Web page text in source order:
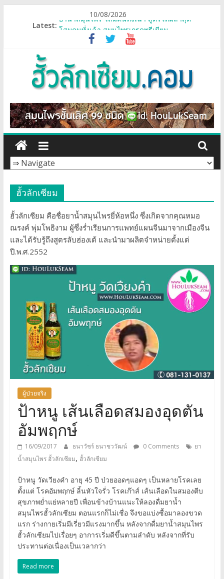
10/08/2026
Latest: ยาน้ำสมุนไพร โสมคนทั่งเฉ้า สูตรใหม่ล่าสุด
โสมคนทั่งเฉ้า สมุนไพรเกรดพรีเมียม
เกี่ยวกับเรา
ยาน้ำสมุนไพรผสม โสมคนทั่งเฉ้า
ฮั้ว
ลัก
เซี
ยม
โปร
ถูก
สุด
โทร.081-
131-
0137
Line
ID:
HouLukSeam
ฮั้ว
ยม
น้ำ
สมุนไพร
99
ชนิด
โดย
ฮั้วลักเซียม
ฮั้วลักเซียม คือชื่อยาน้ำสมุนไพรยี่ห้อหนึ่ง ซึ่งเกิดจากคุณหมอ
ณรงค์ พุ่มโพธิงาม ผู้ซึ่งร่ำเรียนการแพทย์แผนจีนมาจากเมืองจีน
และได้รับรู้ถึงสูตรลับฮ่องเต้ และนำมาผลิตจำหน่ายตั้งแต่
ปี.พ.ศ.2552
ผู้ป่วยจริง
ป้าหนู เส้นเลือดสมองอุดตัน
อัมพฤกษ์
16/09/2017 ธนาวัชร์ ธนาชววัฒน์ 0 Comments
ยา
น้ำสมุนไพร ฮั้วลักเซียม, ฮั้วลักเซียม
ป้าหนู วัดเวียงคำ อายุ 45 ปี ป่วยออดๆแอดๆ เป็นหลายโรคเลย
ตั้งแต่ โรคอัมพฤกษ์ ลิ้นหัวใจรั่ว โรคเก๊าส์ เส้นเลือดในสมองตีบ
สุขภาพย่ำแย่หลายปี เพื่อนข้างบ้านแนะให้ลองดื่มยาน้ำ
สมุนไพรฮั้วลักเซียม ตอนแรกก็ไม่เชื่อ จึงขอแบ่งซื้อมาลองขวด
แรก ร่างกายเริ่มมีเรี่ยวมีแรงมากขึ้น หลังจากดื่มยาน้ำสมุนไพร
ฮั้วลักเซียมไปเรื่อยๆ อาการเริ่มดีขึ้นตามลำดับ หลังจากที่รับ
ประทานต่อเนื่องเป็นเวลากว่า
Read more